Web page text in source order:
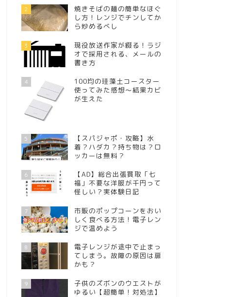
2
焼きそばの麺の簡単なほぐ
し方！レンジでチンしてか
ら炒めるべし
3
現役放送作家が綴る！ラジ
オで採用される、メールの
書き方
4
100均の珪藻土コースター
使ってみた感想～結果カビ
が生えた
5
【スパジャポ・攻略】水
着？ハダカ？持ち物は？ロ
ッカーは無料？
6
【AD】総合出張買取「七
福」不要な洋服が千円って
怪しい？実体験日記
7
市販のポップコーンをおい
しく食べる方法！電子レン
ジで温めよう
8
電子レンジが途中で止まっ
てしまう。故障の原因は扉
かも？
9
子供のズボンのウエストが
ゆるい【超簡単！対処法】